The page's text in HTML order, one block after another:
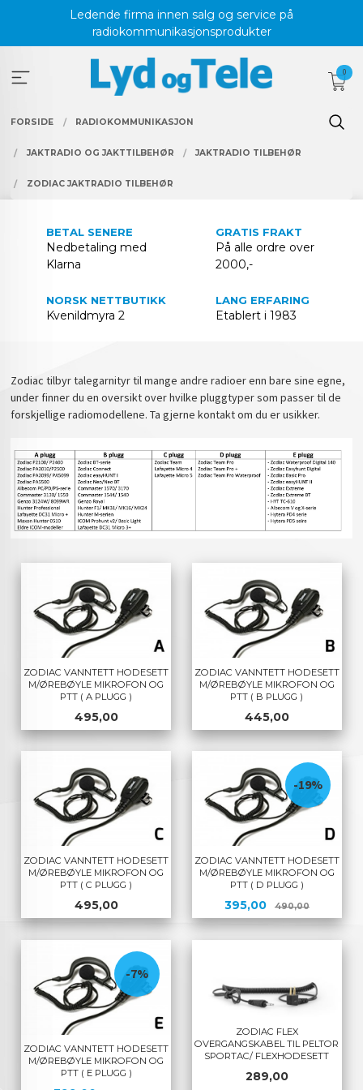
Ledende firma innen salg og service på
radiokommunikasjonsprodukter
0
FORSIDE RADIOKOMMUNIKASJON
JAKTRADIO OG JAKTTILBEHØR JAKTRADIO TILBEHØR
ZODIAC JAKTRADIO TILBEHØR
BETAL SENERE
Nedbetaling med
Klarna
GRATIS FRAKT
På alle ordre over
2000,-
NORSK NETTBUTIKK
Kvenildmyra 2
LANG ERFARING
Etablert i 1983
Zodiac tilbyr talegarnityr til mange andre radioer enn bare sine egne,
under finner du en oversikt over hvilke pluggtyper som passer til de
forskjellige radiomodellene. Ta gjerne kontakt om du er usikker.
ZODIAC VANNTETT HODESETT
M/ØREBØYLE MIKROFON OG
PTT ( A PLUGG )
Pris
495,00
ZODIAC VANNTETT HODESETT
M/ØREBØYLE MIKROFON OG
PTT ( B PLUGG )
Pris
445,00
ZODIAC VANNTETT HODESETT
M/ØREBØYLE MIKROFON OG
PTT ( C PLUGG )
Pris
495,00
ZODIAC VANNTETT HODESETT
M/ØREBØYLE MIKROFON OG
PTT ( D PLUGG )
Tilbud
395,00 490,00Rabatt
-19%
ZODIAC VANNTETT HODESETT
M/ØREBØYLE MIKROFON OG
PTT ( E PLUGG )
-7%
ZODIAC FLEX
OVERGANGSKABEL TIL PELTOR
SPORTAC/ FLEXHODESETT
Pris
289,00